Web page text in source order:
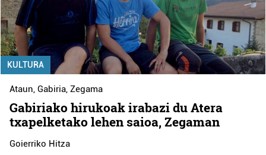
KULTURA
Ataun,Gabiria,Zegama
Gabiriako hirukoak irabazi du Atera
txapelketako lehen saioa, Zegaman
Goierriko Hitza